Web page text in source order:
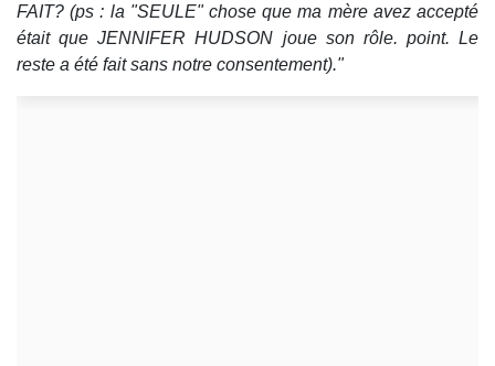
FAIT? (ps : la "SEULE" chose que ma mère avez accepté
était que JENNIFER HUDSON joue son rôle. point. Le
reste a été fait sans notre consentement)."